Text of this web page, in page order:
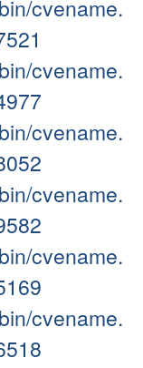
cvename.
cvename.
cvename.
cvename.
cvename.
cvename.